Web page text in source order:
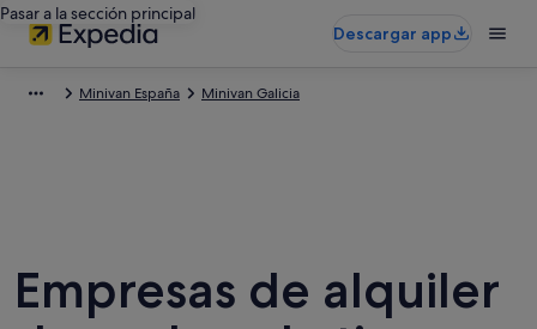
Pasar a la sección principal
Descargar app
Minivan España Minivan Galicia
Empresas de alquiler